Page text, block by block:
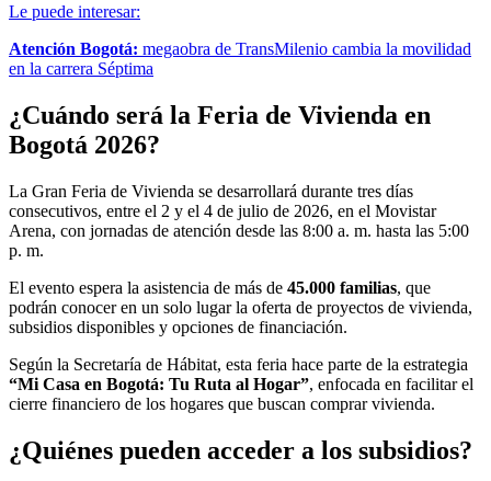
Le puede interesar:
Atención Bogotá: megaobra de TransMilenio cambia la movilidad
en la carrera Séptima
¿Cuándo será la Feria de Vivienda en
Bogotá 2026?
La Gran Feria de Vivienda se desarrollará durante tres días
consecutivos, entre el 2 y el 4 de julio de 2026, en el Movistar
Arena, con jornadas de atención desde las 8:00 a. m. hasta las 5:00
p. m.
El evento espera la asistencia de más de 45.000 familias, que
podrán conocer en un solo lugar la oferta de proyectos de vivienda,
subsidios disponibles y opciones de financiación.
Según la Secretaría de Hábitat, esta feria hace parte de la estrategia
“Mi Casa en Bogotá: Tu Ruta al Hogar”, enfocada en facilitar el
cierre financiero de los hogares que buscan comprar vivienda.
¿Quiénes pueden acceder a los subsidios?